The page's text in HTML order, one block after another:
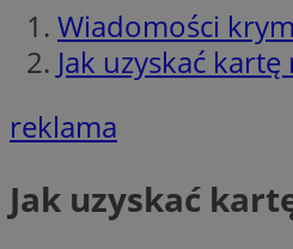
Wiadomości
Jak uzyskać
reklama
Jak uzyskać